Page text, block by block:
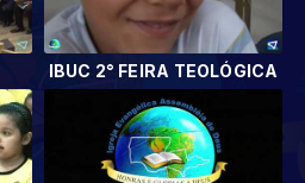
IBUC 2° FEIRA TEOLÓGICA